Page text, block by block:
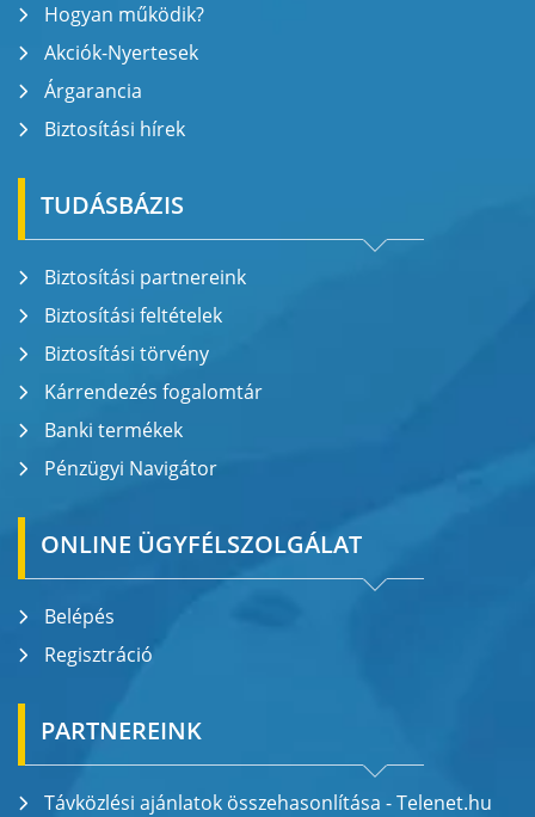
Hogyan működik?
Akciók-Nyertesek
Árgarancia
Biztosítási hírek
TUDÁSBÁZIS
Biztosítási partnereink
Biztosítási feltételek
Biztosítási törvény
Kárrendezés fogalomtár
Banki termékek
Pénzügyi Navigátor
ONLINE ÜGYFÉLSZOLGÁLAT
Belépés
Regisztráció
PARTNEREINK
Távközlési ajánlatok összehasonlítása - Telenet.hu